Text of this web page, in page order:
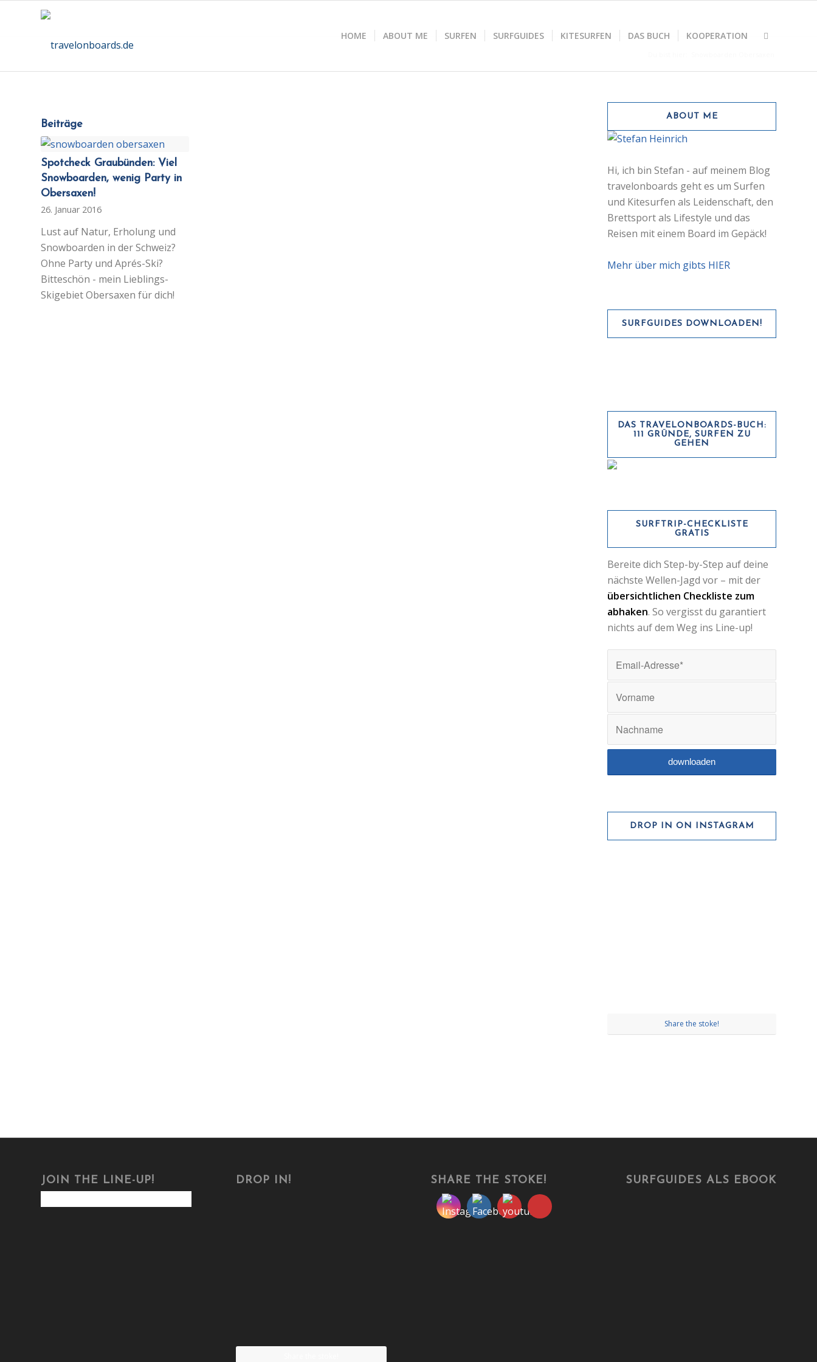
HOME ABOUT ME SURFEN SURFGUIDES KITESURFEN DAS BUCH KOOPERATION
Beiträge
Spotcheck Graubünden: Viel
Snowboarden, wenig Party in
Obersaxen!
26. Januar 2016
Lust auf Natur, Erholung und
Snowboarden in der Schweiz?
Ohne Party und Aprés-Ski?
Bitteschön - mein Lieblings-
Skigebiet Obersaxen für dich!
ABOUT ME
Hi, ich bin Stefan - auf meinem Blog
travelonboards geht es um Surfen
und Kitesurfen als Leidenschaft, den
Brettsport als Lifestyle und das
Reisen mit einem Board im Gepäck!
Mehr über mich gibts HIER
SURFGUIDES DOWNLOADEN!
DAS TRAVELONBOARDS-BUCH:
111 GRÜNDE, SURFEN ZU
GEHEN
SURFTRIP-CHECKLISTE
GRATIS
Bereite dich Step-by-Step auf deine
nächste Wellen-Jagd vor – mit der
übersichtlichen Checkliste zum
abhaken. So vergisst du garantiert
nichts auf dem Weg ins Line-up!
DROP IN ON INSTAGRAM
Share the stoke!
JOIN THE LINE-UP! DROP IN! SHARE THE STOKE! SURFGUIDES ALS EBOOK